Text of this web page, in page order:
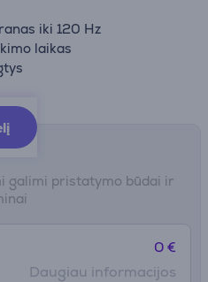
iki 120 Hz
laikas
galimi pristatymo būdai ir
0 €
Daugiau informacijos